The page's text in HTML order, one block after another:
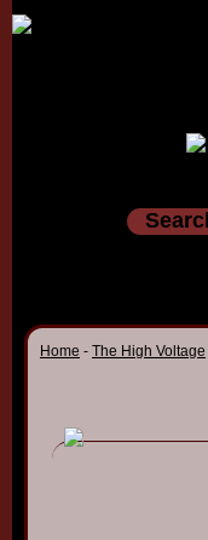
Home - The High Voltage